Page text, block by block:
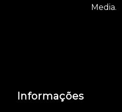
Media.
Informações